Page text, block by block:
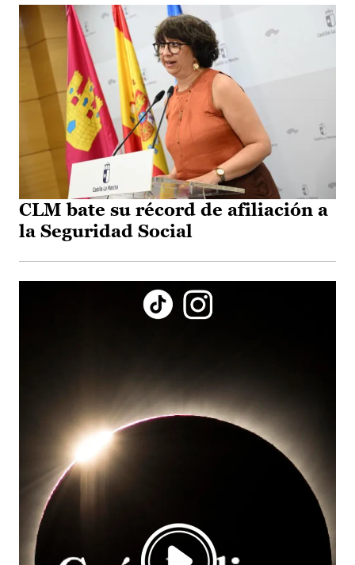
CLM bate su récord de afiliación a
la Seguridad Social